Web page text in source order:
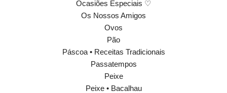
Ocasiões Especiais ♡
Os Nossos Amigos
Ovos
Pão
Páscoa • Receitas Tradicionais
Passatempos
Peixe
Peixe • Bacalhau